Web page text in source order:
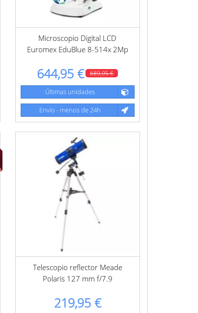
Microscopio Digital LCD
Euromex EduBlue 8-514x 2Mp
644,95 € 689,95 €
Últimas unidades
Envío - menos de 24h
Telescopio reflector Meade
Polaris 127 mm f/7.9
219,95 €